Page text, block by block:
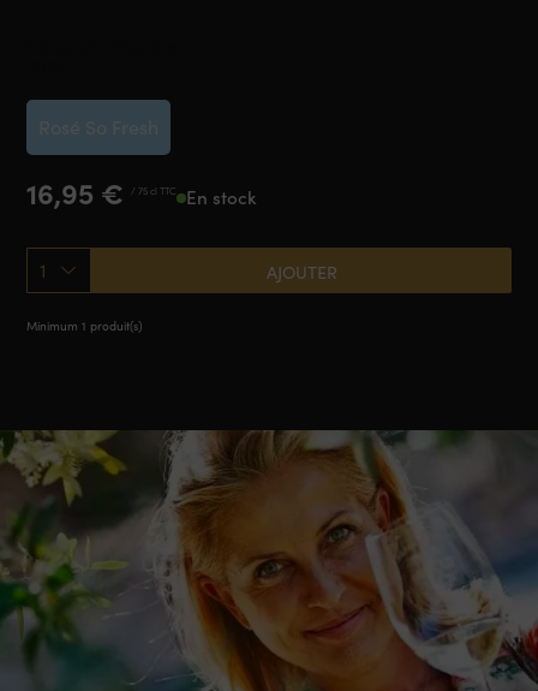
16,95 € / 75 cl TTC En stock
1 AJOUTER
Minimum 1 produit(s)
Rosé So Fresh